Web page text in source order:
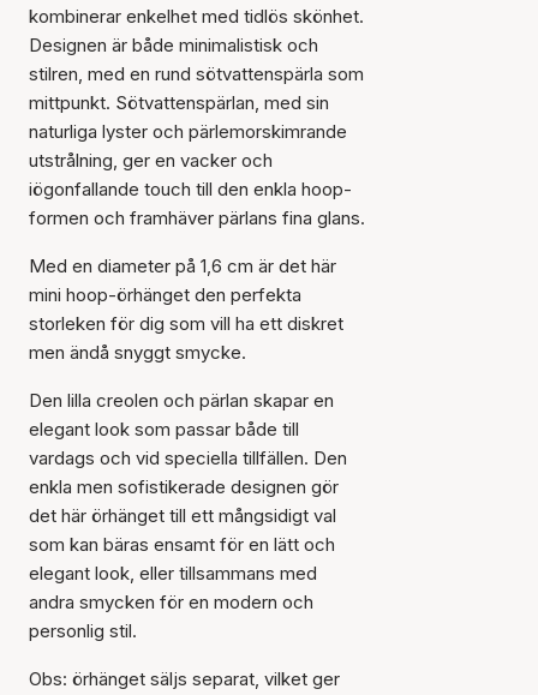
Artikeln har lagts till i
kombinerar enkelhet med tidlös skönhet.
Designen är både minimalistisk och
stilren, med en rund sötvattenspärla som
mittpunkt. Sötvattenspärlan, med sin
naturliga lyster och pärlemorskimrande
utstrålning, ger en vacker och
iögonfallande touch till den enkla hoop-
formen och framhäver pärlans fina glans.
Med en diameter på 1,6 cm är det här
mini hoop-örhänget den perfekta
storleken för dig som vill ha ett diskret
men ändå snyggt smycke.
Den lilla creolen och pärlan skapar en
elegant look som passar både till
vardags och vid speciella tillfällen. Den
enkla men sofistikerade designen gör
det här örhänget till ett mångsidigt val
som kan bäras ensamt för en lätt och
elegant look, eller tillsammans med
andra smycken för en modern och
personlig stil.
Obs: örhänget säljs separat, vilket ger